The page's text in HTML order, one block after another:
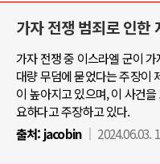
가자 전쟁 범죄로 인한
가자 전쟁 중 이스라엘 군이
대량 무덤에 묻었다는 주장이
이 높아지고 있으며, 이 사건
요하다고 주장하고 있다.
출처: jacobin 2024.06.03.